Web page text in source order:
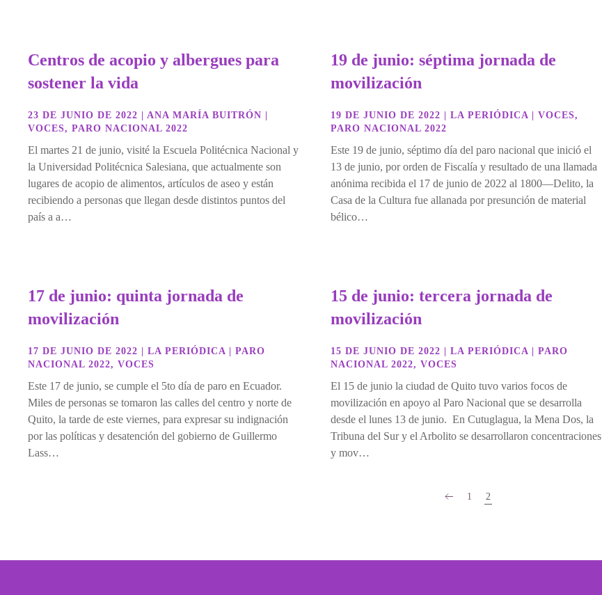
Centros de acopio y albergues para
sostener la vida
23 DE JUNIO DE 2022 ANA MARÍA BUITRÓN
VOCES, PARO NACIONAL 2022
El martes 21 de junio, visité la Escuela Politécnica Nacional y
la Universidad Politécnica Salesiana, que actualmente son
lugares de acopio de alimentos, artículos de aseo y están
recibiendo a personas que llegan desde distintos puntos del
país a a…
19 de junio: séptima jornada de
movilización
19 DE JUNIO DE 2022 LA PERIÓDICA VOCES,
PARO NACIONAL 2022
Este 19 de junio, séptimo día del paro nacional que inició el
13 de junio, por orden de Fiscalía y resultado de una llamada
anónima recibida el 17 de junio de 2022 al 1800—Delito, la
Casa de la Cultura fue allanada por presunción de material
bélico…
17 de junio: quinta jornada de
movilización
17 DE JUNIO DE 2022 LA PERIÓDICA
PARO
NACIONAL 2022, VOCES
Este 17 de junio, se cumple el 5to día de paro en Ecuador.
Miles de personas se tomaron las calles del centro y norte de
Quito, la tarde de este viernes, para expresar su indignación
por las políticas y desatención del gobierno de Guillermo
Lass…
15 de junio: tercera jornada de
movilización
15 DE JUNIO DE 2022 LA PERIÓDICA| PARO
NACIONAL 2022, VOCES
El 15 de junio la ciudad de Quito tuvo varios focos de
movilización en apoyo al Paro Nacional que se desarrolla
desde el lunes 13 de junio. En Cutuglagua, la Mena Dos, la
Tribuna del Sur y el Arbolito se desarrollaron concentraciones
y mov…
1 2